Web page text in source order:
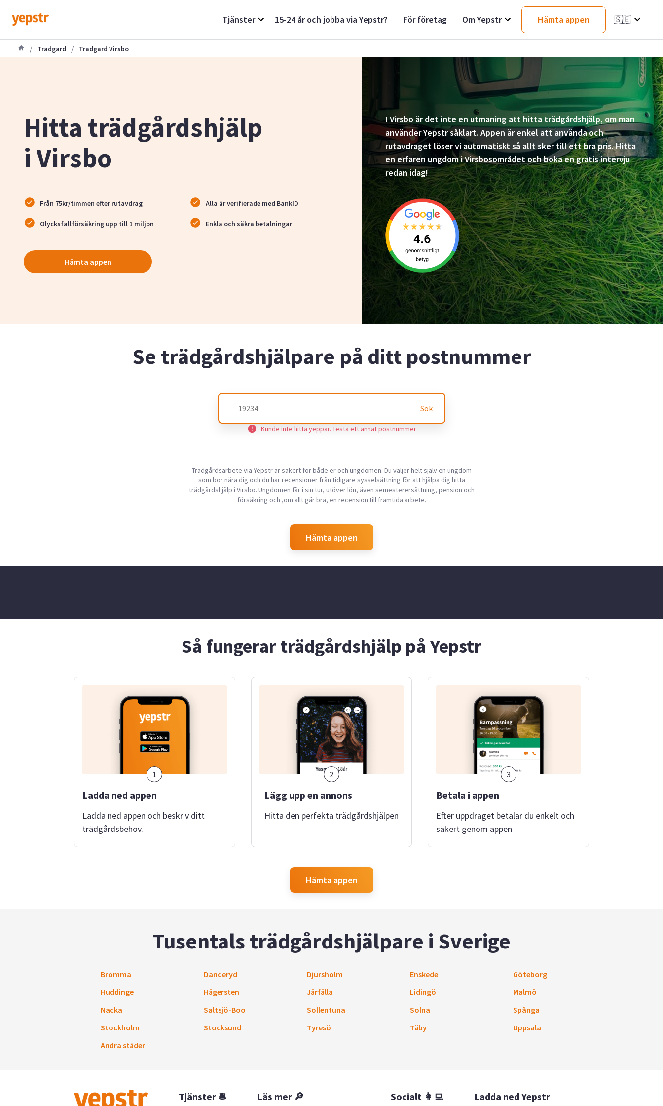
Tjänster 15-24 år och jobba via Yepstr? För företag Om Yepstr Hämta appen 🇸🇪
/ Tradgard / Tradgard Virsbo
Hitta trädgårdshjälp
i Virsbo
Från 75kr/timmen efter rutavdrag Alla är verifierade med BankID
Olycksfallförsäkring upp till 1 miljon Enkla och säkra betalningar
Hämta appen
I Virsbo är det inte en utmaning att hitta trädgårdshjälp, om man
använder Yepstr såklart. Appen är enkel att använda och
rutavdraget löser vi automatiskt så allt sker till ett bra pris. Hitta
en erfaren ungdom i Virsbosområdet och boka en gratis intervju
redan idag!
Se trädgårdshjälpare på ditt postnummer
Sök
Kunde inte hitta yeppar. Testa ett annat postnummer
Trädgårdsarbete via Yepstr är säkert för både er och ungdomen. Du väljer helt själv en ungdom
som bor nära dig och du har recensioner från tidigare sysselsättning för att hjälpa dig hitta
trädgårdshjälp i Virsbo. Ungdomen får i sin tur, utöver lön, även semesterersättning, pension och
försäkring och ,om allt går bra, en recension till framtida arbete.
Hämta appen
Så fungerar trädgårdshjälp på Yepstr
1
Ladda ned appen
Ladda ned appen och beskriv ditt
trädgårdsbehov.
2
Lägg upp en annons
Hitta den perfekta trädgårdshjälpen
3
Betala i appen
Efter uppdraget betalar du enkelt och
säkert genom appen
Hämta appen
Tusentals trädgårdshjälpare i Sverige
Bromma Danderyd Djursholm Enskede
Göteborg
Huddinge
Hägersten Järfälla Lidingö
Malmö
Nacka
Saltsjö-Boo Sollentuna Solna
Spånga
Stockholm
Stocksund Tyresö Täby
Uppsala
Andra städer
Tjänster 🛎 Läs mer 🔎 Socialt 👩‍💻 Ladda ned Yepstr